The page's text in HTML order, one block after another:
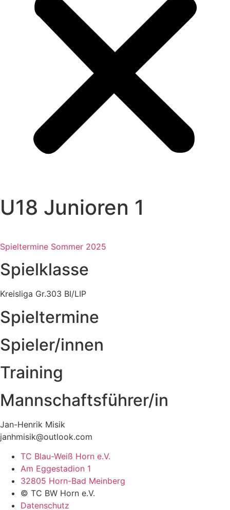
U18 Junioren 1
Spieltermine Sommer 2025
Spielklasse
Kreisliga Gr.303 BI/LIP
Spieltermine
Spieler/innen
Training
Mannschaftsführer/in
Jan-Henrik Misik
janhmisik@outlook.com
TC Blau-Weiß Horn e.V.
Am Eggestadion 1
32805 Horn-Bad Meinberg
© TC BW Horn e.V.
Datenschutz